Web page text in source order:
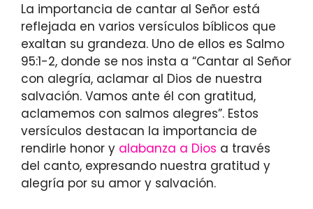
La importancia de cantar al Señor está
reflejada en varios versículos bíblicos que
exaltan su grandeza. Uno de ellos es Salmo
95:1-2, donde se nos insta a “Cantar al Señor
con alegría, aclamar al Dios de nuestra
salvación. Vamos ante él con gratitud,
aclamemos con salmos alegres”. Estos
versículos destacan la importancia de
rendirle honor y alabanza a Dios a través
del canto, expresando nuestra gratitud y
alegría por su amor y salvación.